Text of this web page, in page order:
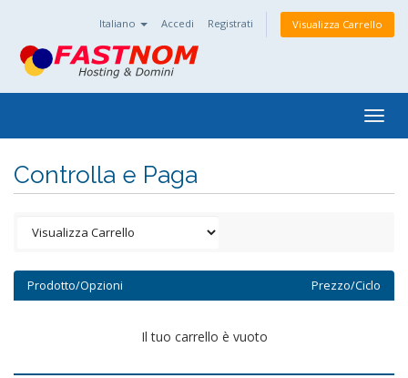
Italiano Accedi Registrati Visualizza Carrello
Controlla e Paga
Prodotto/Opzioni Prezzo/Ciclo
Il tuo carrello è vuoto